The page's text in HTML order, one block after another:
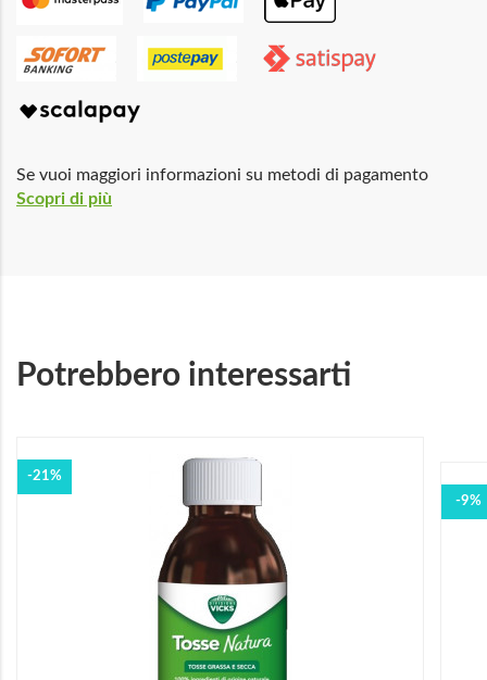
Se vuoi maggiori informazioni su metodi di pagamento
Scopri di più
Potrebbero interessarti
-21%
-9%